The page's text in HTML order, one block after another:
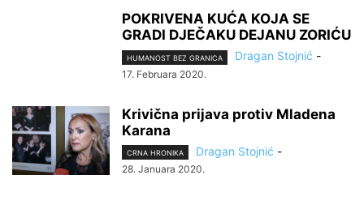
POKRIVENA KUĆA KOJA SE
GRADI DJEČAKU DEJANU ZORIĆU
HUMANOST BEZ GRANICA Dragan Stojnić -
17. Februara 2020.
Krivična prijava protiv Mladena
Karana
CRNA HRONIKA Dragan Stojnić -
28. Januara 2020.